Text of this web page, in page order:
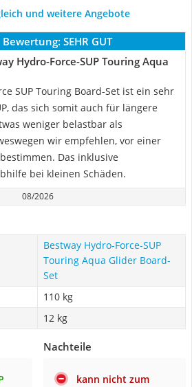
und weitere Angebote
Bewertung: SEHR GUT
Hydro-Force-SUP Touring Aqua
SUP Touring Board-Set ist ein sehr
das sich somit auch für längere
weniger belastbar als
wir empfehlen, vor einer
Das inklusive
bei kleinen Schäden.
08/2026
Bestway Hydro-Force-SUP
Touring Aqua Glider Board-
Set
110 kg
12 kg
Nachteile
kann nicht zum